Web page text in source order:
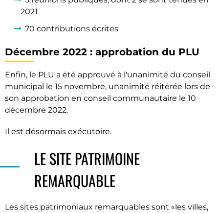
2021
70 contributions écrites
Décembre 2022 : approbation du PLU
Enfin, le PLU a été approuvé à l'unanimité du conseil
municipal le 15 novembre, unanimité réitérée lors de
son approbation en conseil communautaire le 10
décembre 2022.
Il est désormais exécutoire.
LE SITE PATRIMOINE
REMARQUABLE
Les sites patrimoniaux remarquables sont
les villes,